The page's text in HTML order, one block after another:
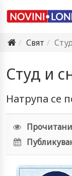
Свят
Студ и
Натрупа се